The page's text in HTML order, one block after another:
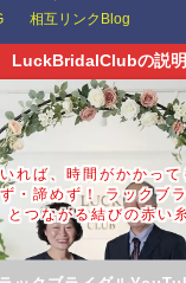
相互リンクBlog
LuckBridalClubの説明
れば、時間がかかっ
・諦めず！ ラックブ
とつながる結びの赤い